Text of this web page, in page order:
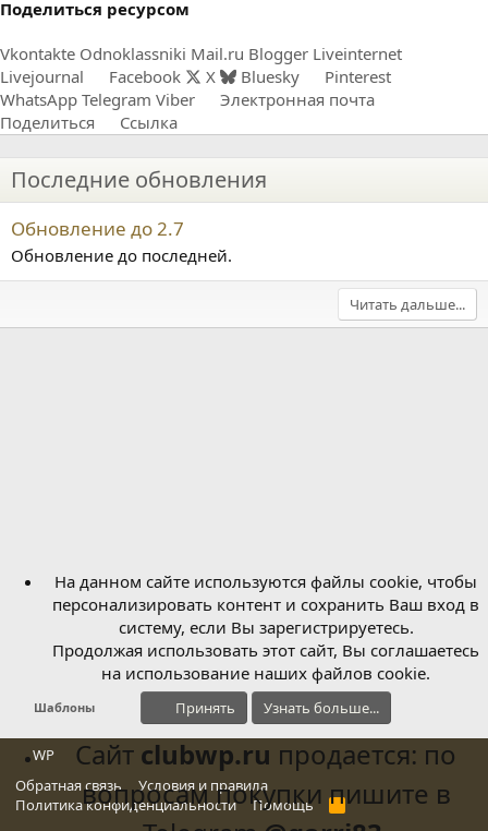
Поделиться ресурсом
Vkontakte Odnoklassniki Mail.ru Blogger Liveinternet
Livejournal
Facebook X Bluesky
Pinterest
WhatsApp Telegram Viber
Электронная почта
Поделиться
Ссылка
Последние обновления
Обновление до 2.7
Обновление до последней.
Читать дальше...
Шаблоны
WP
Обратная связь
Условия и правила
Политика конфиденциальности
Помощь
R
На данном сайте используются файлы cookie, чтобы
персонализировать контент и сохранить Ваш вход в
систему, если Вы зарегистрируетесь.
Продолжая использовать этот сайт, Вы соглашаетесь
на использование наших файлов cookie.
Принять Узнать больше...
Сайт clubwp.ru продается: по
вопросам покупки пишите в